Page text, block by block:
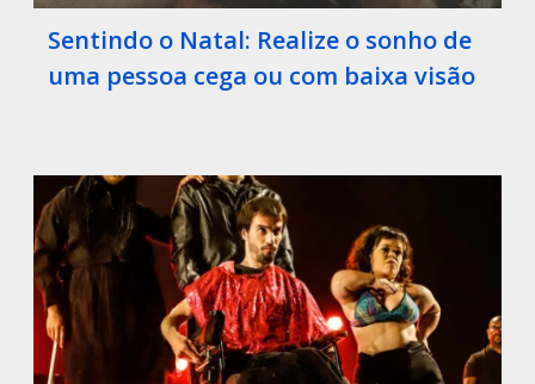
Sentindo o Natal: Realize o sonho de
uma pessoa cega ou com baixa visão